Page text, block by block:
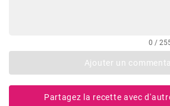
0 /
Ajouter un
Partagez la recette avec